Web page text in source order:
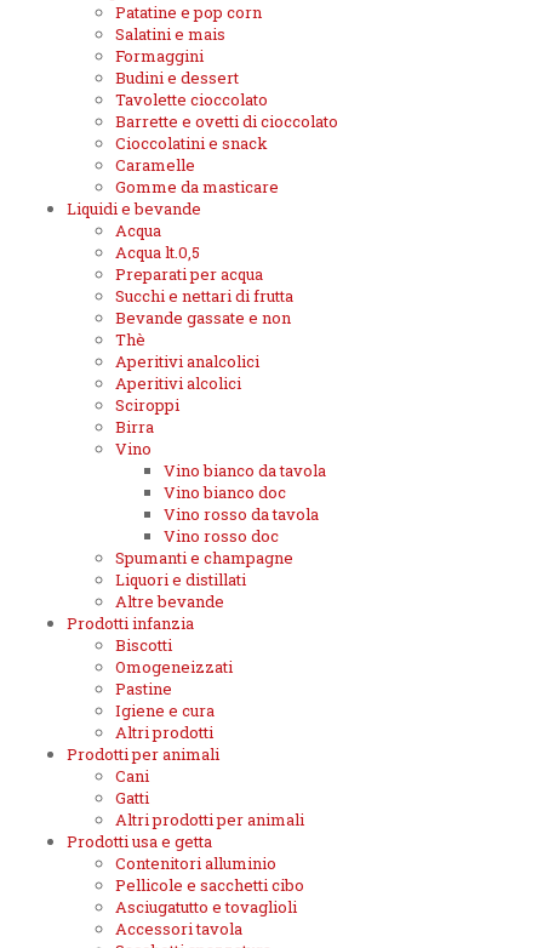
Patatine e pop corn
Salatini e mais
Formaggini
Budini e dessert
Tavolette cioccolato
Barrette e ovetti di cioccolato
Cioccolatini e snack
Caramelle
Gomme da masticare
Liquidi e bevande
Acqua
Acqua lt.0,5
Preparati per acqua
Succhi e nettari di frutta
Bevande gassate e non
Thè
Aperitivi analcolici
Aperitivi alcolici
Sciroppi
Birra
Vino
Vino bianco da tavola
Vino bianco doc
Vino rosso da tavola
Vino rosso doc
Spumanti e champagne
Liquori e distillati
Altre bevande
Prodotti infanzia
Biscotti
Omogeneizzati
Pastine
Igiene e cura
Altri prodotti
Prodotti per animali
Cani
Gatti
Altri prodotti per animali
Prodotti usa e getta
Contenitori alluminio
Pellicole e sacchetti cibo
Asciugatutto e tovaglioli
Accessori tavola